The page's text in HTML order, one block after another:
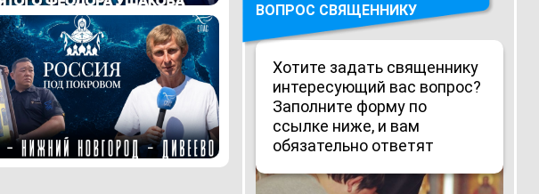
ВОПРОС СВЯЩЕННИКУ
Хотите задать священнику
интересующий вас вопрос?
Заполните форму по
ссылке ниже, и вам
обязательно ответят